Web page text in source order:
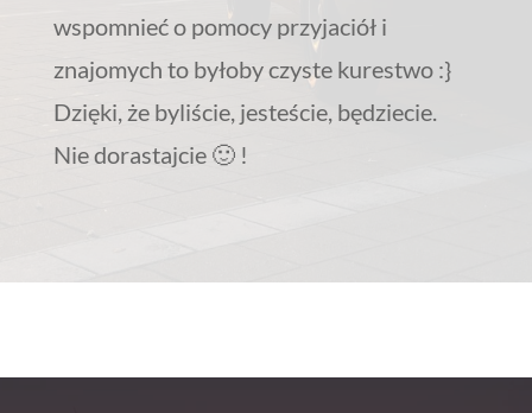
wspomnieć o pomocy przyjaciół i
znajomych to byłoby czyste kurestwo :}
Dzięki, że byliście, jesteście, będziecie.
Nie dorastajcie 🙂 !